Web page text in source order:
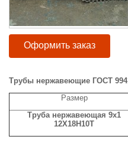
Оформить заказ
Трубы нержавеющие ГОСТ
Размер
Труба нержавеющая 9х1
12Х18Н10Т